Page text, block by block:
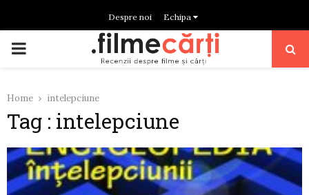
Despre noi Echipa
PRIMARY
Home intelepciune
Tag : intelepciune